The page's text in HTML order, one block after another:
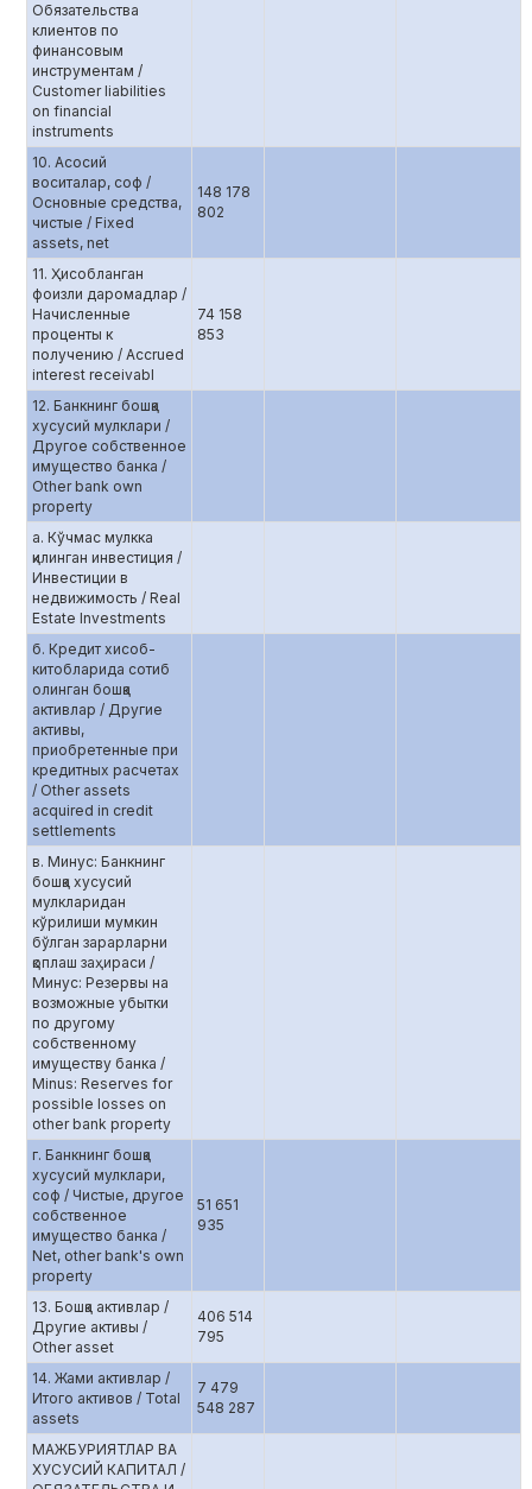
Обязательства
клиентов по
финансовым
инструментам /
Customer liabilities
on financial
instruments
10. Асосий
воситалар, соф /
Основные средства,
чистые / Fixed
assets, net
148 178
802
11. Ҳисобланган
фоизли даромадлар /
Начисленные
проценты к
получению / Accrued
interest receivabl
74 158
853
12. Банкнинг бошқа
хусусий мулклари /
Другое собственное
имущество банка /
Other bank own
property
а. Кўчмас мулкка
қилинган инвестиция /
Инвестиции в
недвижимость / Real
Estate Investments
б. Кредит хисоб-
китобларида сотиб
олинган бошқа
активлар / Другие
активы,
приобретенные при
кредитных расчетах
/ Other assets
acquired in credit
settlements
в. Минус: Банкнинг
бошқа хусусий
мулкларидан
кўрилиши мумкин
бўлган зарарларни
қоплаш заҳираси /
Минус: Резервы на
возможные убытки
по другому
собственному
имуществу банка /
Minus: Reserves for
possible losses on
other bank property
г. Банкнинг бошқа
хусусий мулклари,
соф / Чистые, другое
собственное
имущество банка /
Net, other bank's own
property
51 651
935
13. Бошқа активлар /
Другие активы /
Other asset
406 514
795
14. Жами активлар /
Итого активов / Total
assets
7 479
548 287
МАЖБУРИЯТЛАР ВА
ХУСУСИЙ КАПИТАЛ /